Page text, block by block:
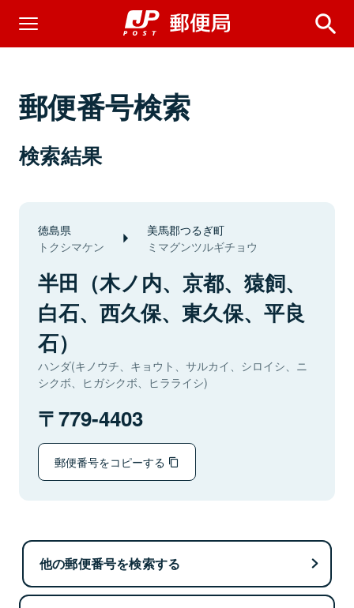
郵便番号検索
検索結果
徳島県
トクシマケン
美馬郡つるぎ町
ミマグンツルギチョウ
半田（木ノ内、京都、猿飼、
白石、西久保、東久保、平良
石）
ハンダ(キノウチ、キョウト、サルカイ、シロイシ、ニ
シクボ、ヒガシクボ、ヒラライシ)
779-4403
郵便番号をコピーする
他の郵便番号を検索する